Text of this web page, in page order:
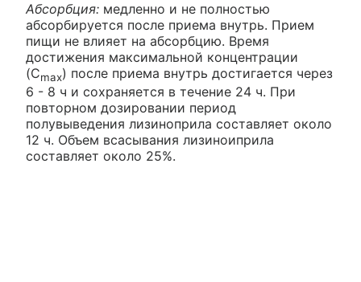
Абсорбция: медленно и не полностью
абсорбируется после приема внутрь. Прием
пищи не влияет на абсорбцию. Время
достижения максимальной концентрации
(Cmax) после приема внутрь достигается через
6 - 8 ч и сохраняется в течение 24 ч. При
повторном дозировании период
полувыведения лизиноприла составляет около
12 ч. Объем всасывания лизиноиприла
составляет около 25%.